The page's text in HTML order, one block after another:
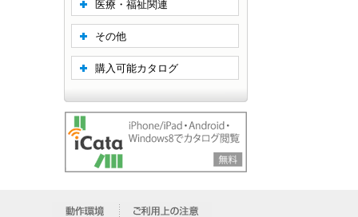
医療・福祉関連
その他
購入可能カタログ